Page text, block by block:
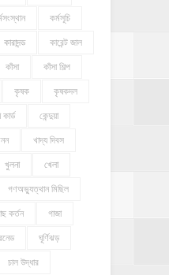
কর্মসূচি
কারাদন্ড কারেন্ট জাল
কাঁসা কাঁসা শিল্প
কৃষক কৃষকদল
কেন্দুয়া
খাদ্য দিবস
খুলনা খেলা
গণঅভ্যুত্থান মিছিল
কর্তন গাজা
ঘূর্ণিঝড়
চাল উদ্ধার